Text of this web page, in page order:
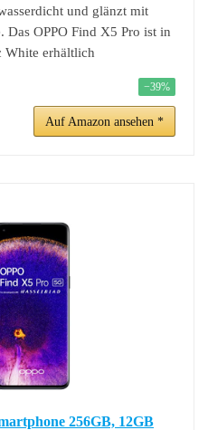
und glänzt mit
Das OPPO Find X5 Pro ist in
White erhältlich
−39%
Auf Amazon ansehen *
256GB, 12GB